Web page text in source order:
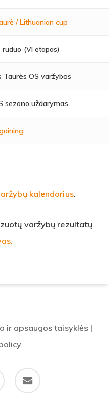
/ Lithuanian cup
(VI etapas)
Taurės OS varžybos
sezono uždarymas
kalendorius.
varžybų rezultatų
ir apsaugos taisyklės|
email